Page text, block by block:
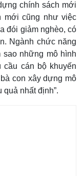
máy
chính sách mới
mới cũng như việc
đói giảm nghèo, có
Ngành chức năng
sao những mô hình
cầu cán bộ khuyến
con xây dựng mô
quả nhất định”.